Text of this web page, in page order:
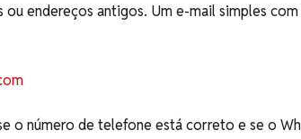
endereços antigos. Um e-mail simples
o número de telefone está correto e se o